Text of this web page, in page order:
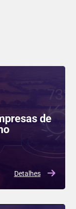
de
Detalhes